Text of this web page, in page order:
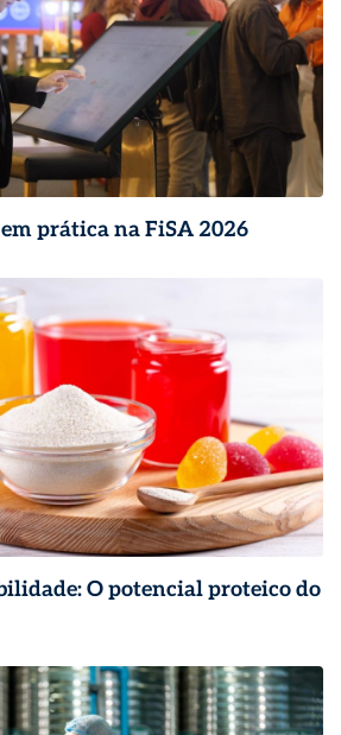
prática na FiSA 2026
O potencial proteico do